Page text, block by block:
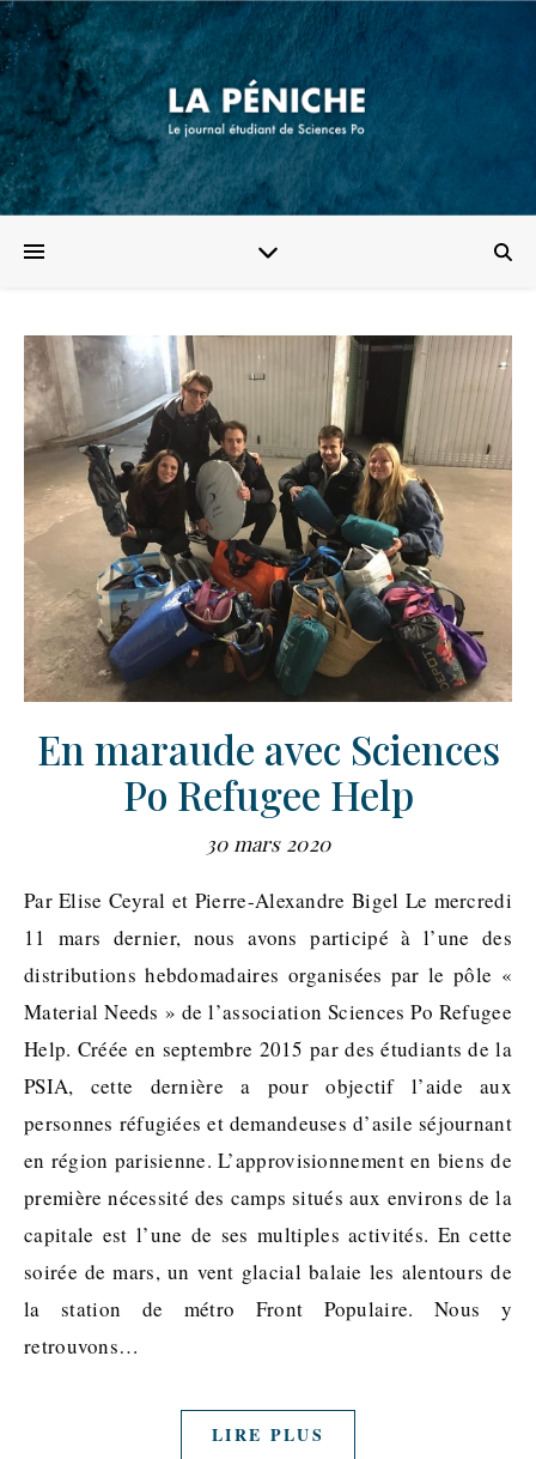
En maraude avec Sciences
Po Refugee Help
30 mars 2020
Par Elise Ceyral et Pierre-Alexandre Bigel Le mercredi
11 mars dernier, nous avons participé à l’une des
distributions hebdomadaires organisées par le pôle «
Material Needs » de l’association Sciences Po Refugee
Help. Créée en septembre 2015 par des étudiants de la
PSIA, cette dernière a pour objectif l’aide aux
personnes réfugiées et demandeuses d’asile séjournant
en région parisienne. L’approvisionnement en biens de
première nécessité des camps situés aux environs de la
capitale est l’une de ses multiples activités. En cette
soirée de mars, un vent glacial balaie les alentours de
la station de métro Front Populaire. Nous y
retrouvons…
LIRE PLUS